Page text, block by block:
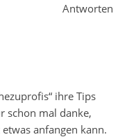
ihre Tips
schon mal danke,
anfangen kann.
Antworten